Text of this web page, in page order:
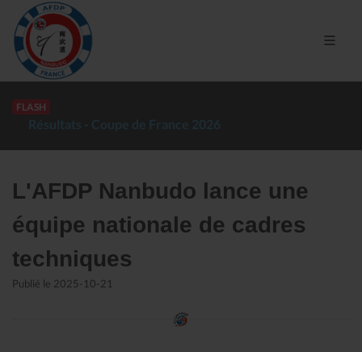
FLASH
Résultats - Coupe de France 2026
L'AFDP Nanbudo lance une
équipe nationale de cadres
techniques
Publié le 2025-10-21